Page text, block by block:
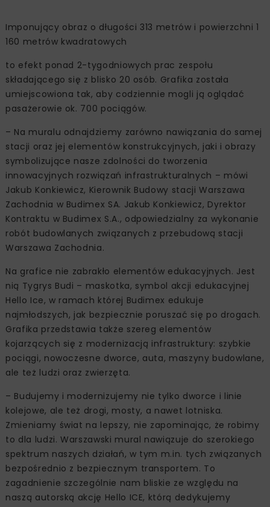
Imponujący obraz o długości 313 metrów i powierzchni 1
160 metrów kwadratowych
to efekt ponad 2-tygodniowych prac zespołu
składającego się z blisko 20 osób. Grafika została
umiejscowiona tak, aby codziennie mogli ją oglądać
pasażerowie ok. 700 pociągów.
– Na muralu odnajdziemy zarówno nawiązania do samej
stacji oraz jej elementów konstrukcyjnych, jaki i obrazy
symbolizujące nasze zdolności do tworzenia
innowacyjnych rozwiązań infrastrukturalnych – mówi
Jakub Konkiewicz, Kierownik Budowy stacji Warszawa
Zachodnia w Budimex SA. Jakub Konkiewicz, Dyrektor
Kontraktu w Budimex S.A., odpowiedzialny za wykonanie
robót budowlanych związanych z przebudową stacji
Na grafice nie zabrakło elementów edukacyjnych. Jest
nią Tygrys Budi – maskotka, symbol akcji edukacyjnej
Hello Ice, w ramach której Budimex edukuje
najmłodszych, jak bezpiecznie poruszać się po drogach.
Grafika przedstawia także szereg elementów
kojarzących się z modernizacją infrastruktury: szybkie
pociągi, nowoczesne dworce, auta, maszyny budowlane,